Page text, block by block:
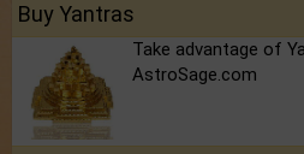
Buy Yantras
Take advantage of
AstroSage.com